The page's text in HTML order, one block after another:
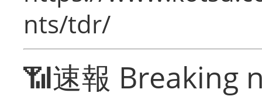
nts/tdr/
📶速報 Breaking